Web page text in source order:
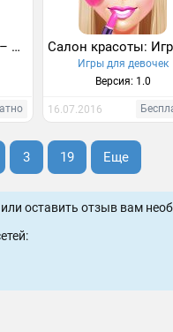
Шопинг-лихорадка – По магазинам с лучшей подругой
Игры для девочек
Версия: 1.0
16.07.2016
3 19 Еще
оставить отзыв вам